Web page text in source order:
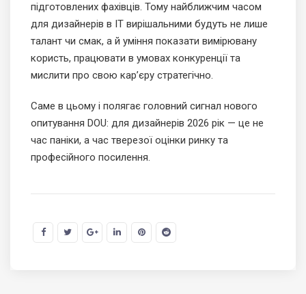
підготовлених фахівців. Тому найближчим часом
для дизайнерів в ІТ вирішальними будуть не лише
талант чи смак, а й уміння показати вимірювану
користь, працювати в умовах конкуренції та
мислити про свою кар’єру стратегічно.
Саме в цьому і полягає головний сигнал нового
опитування DOU: для дизайнерів 2026 рік — це не
час паніки, а час тверезої оцінки ринку та
професійного посилення.